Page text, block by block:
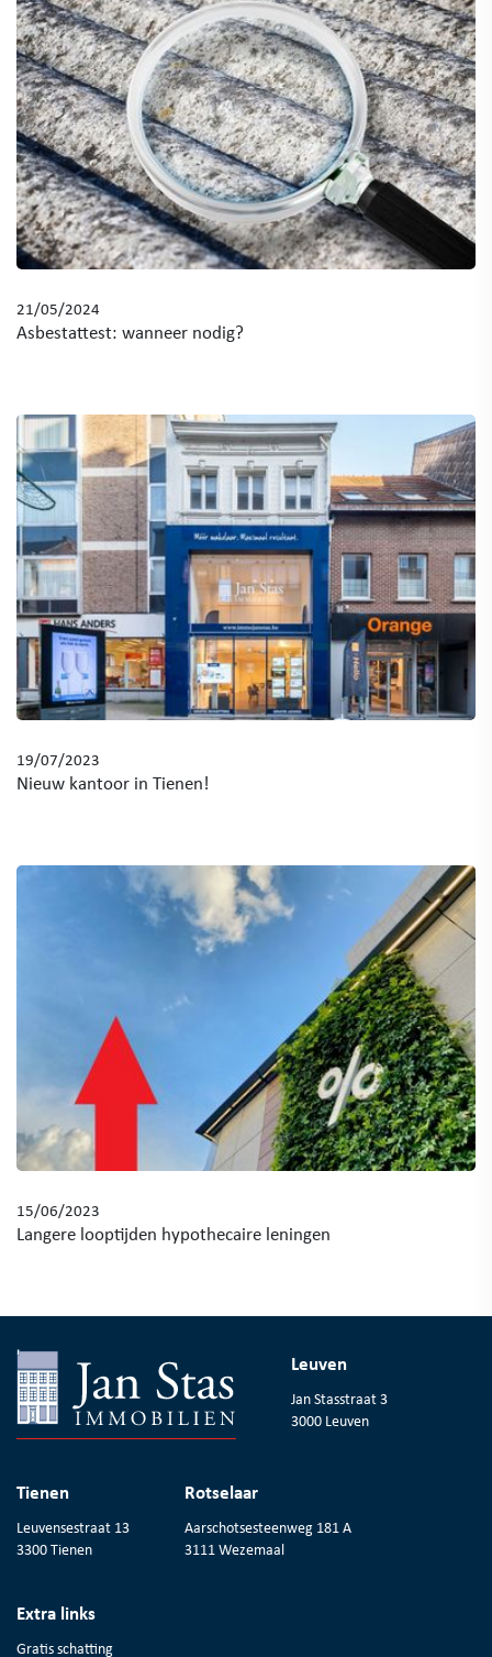
21/05/2024
Asbestattest: wanneer nodig?
19/07/2023
Nieuw kantoor in Tienen!
15/06/2023
Langere looptijden hypothecaire leningen
Leuven
Jan Stasstraat 3
3000 Leuven
Tienen
Leuvensestraat 13
3300 Tienen
Rotselaar
Aarschotsesteenweg 181 A
3111 Wezemaal
Extra links
Gratis schatting